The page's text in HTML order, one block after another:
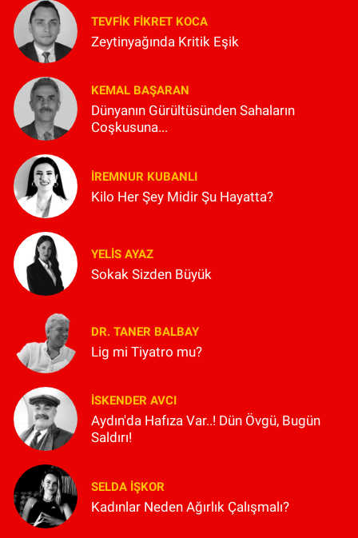
TEVFIK FIKRET KOCA
Zeytinyağında Kritik Eşik
KEMAL BAŞARAN
Dünyanın Gürültüsünden Sahaların
Coşkusuna...
İREMNUR KUBANLI
Kilo Her Şey Midir Şu Hayatta?
YELIS AYAZ
Sokak Sizden Büyük
DR. TANER BALBAY
Lig mi Tiyatro mu?
İSKENDER AVCI
Aydın'da Hafıza Var..! Dün Övgü, Bugün
Saldırı!
SELDA İŞKOR
Kadınlar Neden Ağırlık Çalışmalı?